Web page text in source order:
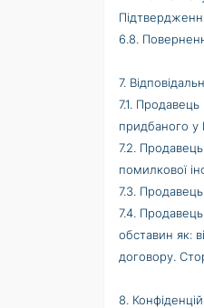
6.8.
7.
7.1.
придбаного у
7.2.
помилкової
7.3.
7.4.
обставин як:
договору.
8.